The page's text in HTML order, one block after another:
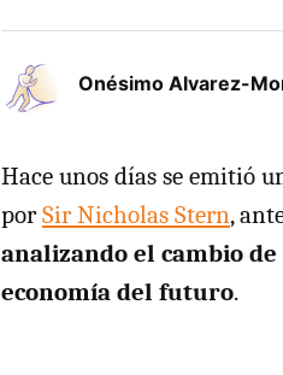
Onésimo Alvarez-
Hace unos días se emitió
porSir Nicholas Stern,
analizando el cambio
economía del futuro.